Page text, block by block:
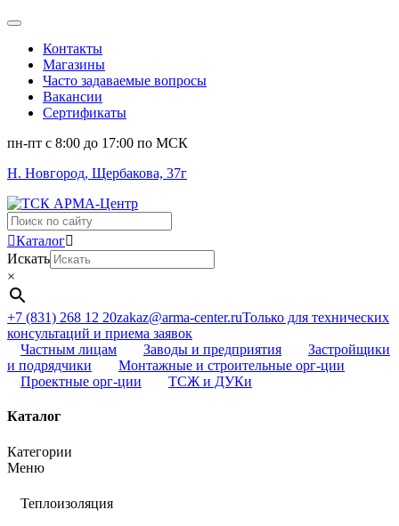
Контакты
Магазины
Часто задаваемые вопросы
Вакансии
Сертификаты
пн-пт c 8:00 до 17:00 по МСК
Н. Новгород, Щербакова, 37г
Поиск
...Каталог
Искать
×
+7 (831) 268 12 20zakaz@arma-center.ruТолько для технических
консультаций и приема заявок
Частным лицам
Заводы и предприятия
Застройщики
и подрядчики
Монтажные и строительные орг-ции
Проектные орг-ции
ТСЖ и ДУКи
Каталог
Категории
Меню
Теплоизоляция